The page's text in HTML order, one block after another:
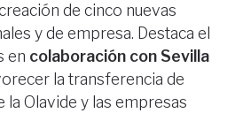
de cinco nuevas
y de empresa. Destaca el
en colaboración con Sevilla
la transferencia de
Olavide y las empresas